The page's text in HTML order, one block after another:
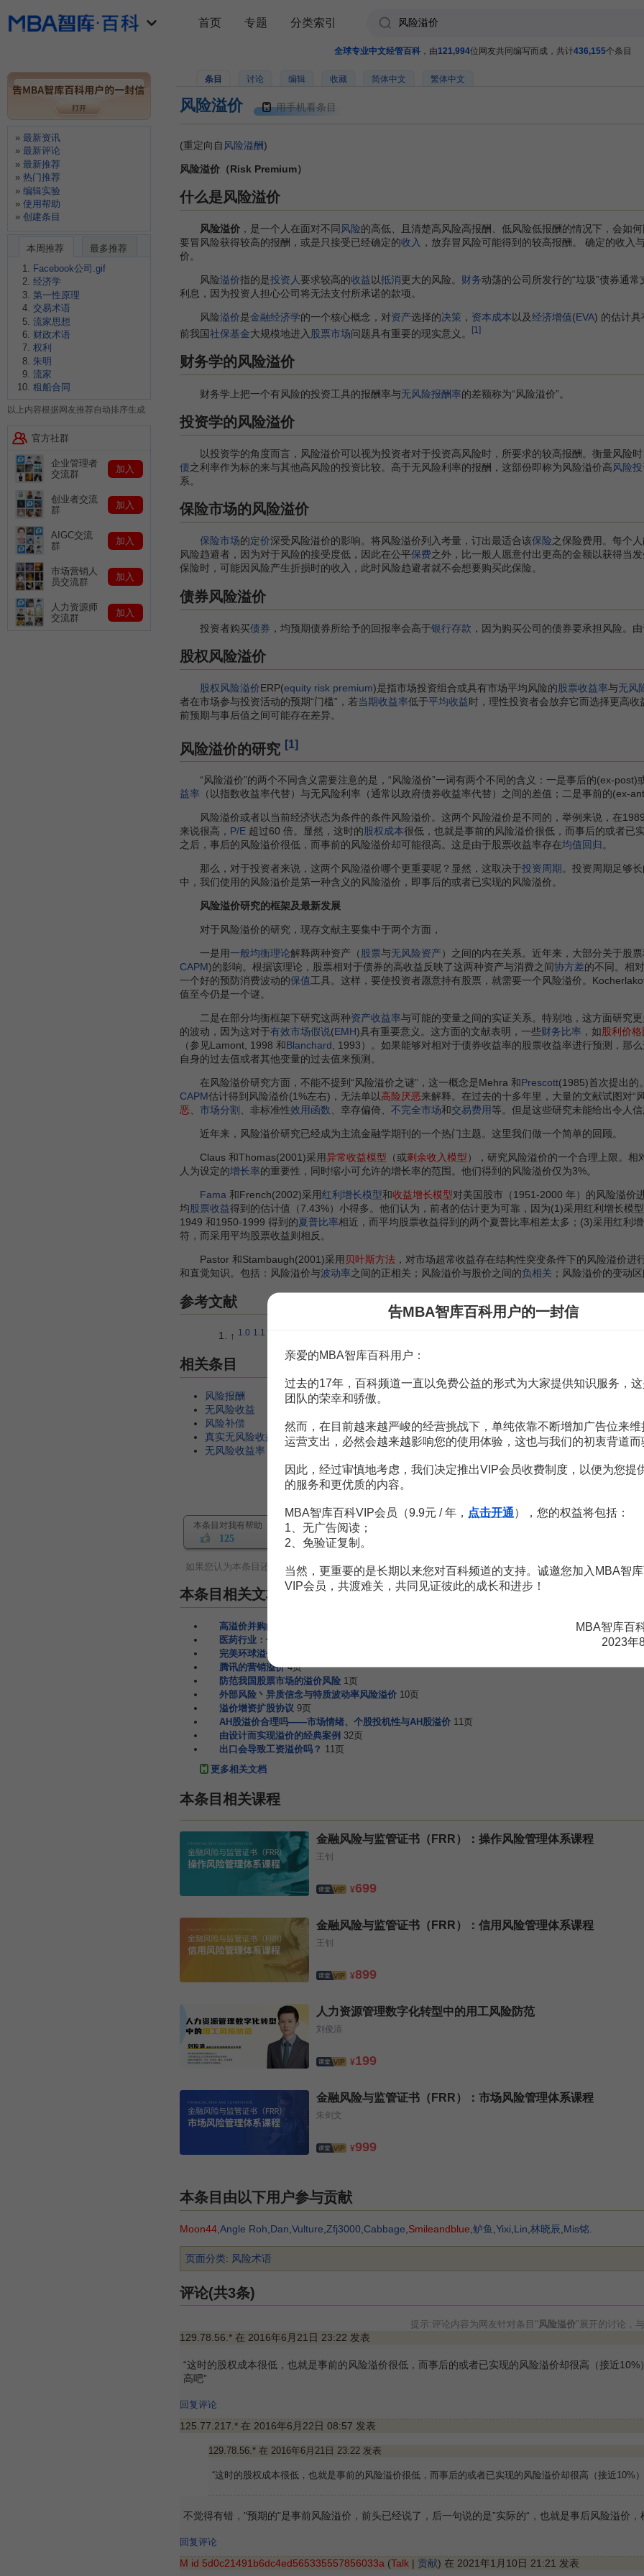
全球专业中文经管百科 ，由121,994位网友共同编写而成，共计436,155个条目
条目 讨论 编辑 收藏 简体中文 繁体中文
风险溢价 用手机看条目
(重定向自 风险溢酬)
风险溢价（Risk Premium）
什么是风险溢价
风险溢价 ，是一个人在面对不同 风险的高低、且清楚高风险高报酬、低风险低报酬的情况下，会如
要冒风险获得较高的报酬，或是只接受已经确定的收入 ，放弃冒风险可能得到的较高报酬。 确定的收入
价。
风险溢价指的是投资人要求较高的收益以抵消更大的风险。 财务动荡的公司所发行的“垃圾”债券通常
利息，因为投资人担心公司将无法支付所承诺的款项。
风险溢价是金融经济学的一个核心概念，对资产选择的决策 ， 资本成本以及经济增值(EVA) 的估计具
前我国社保基金大规模地进入 股票市场问题具有重要的现实意义。 [1]
财务学的风险溢价
财务学上把一个有风险的投资工具的报酬率与无风险报酬率的差额称为“风险溢价”。
投资学的风险溢价
以投资学的角度而言，风险溢价可以视为投资者对于投资高风险时，所要求的较高报酬。衡量风险时
债之利率作为标的来与其他高风险的投资比较。高于无风险利率的报酬，这部份即称为风险溢价高 风险
系。
保险市场的风险溢价
保险市场的定价深受风险溢价的影响。将风险溢价列入考量，订出最适合该保险之保险费用。每个
风险趋避者，因为对于风险的接受度低，因此在公平保费之外，比一般人愿意付出更高的金额以获得当
保险时，可能因风险产生折损时的收入，此时风险趋避者就不会想要购买此保险。
债券风险溢价
投资者购买债券 ，均预期债券所给予的回报率会高于银行存款 ，因为购买公司的债券要承担风险。
股权风险溢价
股权风险溢价ERP(equity risk premium)是指市场投资组合或具有市场平均风险的股票收益率与无风
者在市场参与投资活动的预期“门槛”，若当期收益率低于平均收益时，理性投资者会放弃它而选择更高收
前预期与事后值之间可能存在差异。
风险溢价的研究 [1]
“风险溢价”的两个不同含义需要注意的是，“风险溢价”一词有两个不同的含义：一是事后的(ex-post)
益率 （以指数收益率代替）与无风险利率（通常以政府债券收益率代替）之间的差值；二是事前的(ex-
风险溢价或者以当前经济状态为条件的条件风险溢价。这两个风险溢价是不同的，举例来说，在
来说很高， P/E 超过60 倍。显然，这时的股权成本很低，也就是事前的风险溢价很低，而事后的或者已
之后，事后的风险溢价很低，而事前的风险溢价却可能很高。这是由于股票收益率存在均值回归。
那么，对于投资者来说，这两个风险溢价哪个更重要呢？显然，这取决于投资周期。投资周期足够
中，我们使用的风险溢价是第一种含义的风险溢价，即事后的或者已实现的风险溢价。
风险溢价研究的框架及最新发展
对于风险溢价的研究，现存文献主要集中于两个方面，
一是用一般均衡理论解释两种资产（股票与无风险资产）之间的内在关系。近年来，大部分关于股票
CAPM)的影响。根据该理论，股票相对于债券的高收益反映了这两种资产与消费之间协方差的不同。相
一个好的预防消费波动的保值工具。这样，要使投资者愿意持有股票，就需要一个风险溢价。
值至今仍是一个谜。
二是在部分均衡框架下研究这两种资产收益率与可能的变量之间的实证关系。特别地，这方面研究
的波动，因为这对于有效市场假说(EMH)具有重要意义。这方面的文献表明，一些财务比率 ，如股利价格
（参见Lamont, 1998 和Blanchard, 1993）。如果能够对相对于债券收益率的股票收益率进行预测，那
自身的过去值或者其他变量的过去值来预测。
在风险溢价研究方面，不能不提到“风险溢价之谜”，这一概念是Mehra 和Prescott(1985)首次提出的
CAPM估计得到风险溢价(1%左右)，无法单以高险厌恶来解释。在过去的十多年里，大量的文献试图对“
恶、 市场分割 、非标准性效用函数、幸存偏倚、 不完全市场和交易费用等。但是这些研究未能给出令人
近年来，风险溢价研究已经成为主流金融学期刊的一个热门主题。这里我们做一个简单的回顾。
Claus 和Thomas(2001)采用异常收益模型 （或剩余收入模型），研究风险溢价的一个合理上限。相
人为设定的增长率的重要性，同时缩小可允许的增长率的范围。他们得到的风险溢价仅为3%。
Fama 和French(2002)采用红利增长模型和收益增长模型对美国股市（1951-2000 年）的风险溢价
均股票收益得到的估计值（7.43%）小得多。他们认为，前者的估计更为可靠，因为(1)采用红利增长模
1949 和1950-1999 得到的夏普比率相近，而平均股票收益得到的两个夏普比率相差太多；(3)采用红利
符，而采用平均股票收益则相反。
Pastor 和Stambaugh(2001)采用 贝叶斯方法 ，对市场超常收益存在结构性突变条件下的风险溢价
和直觉知识。包括：风险溢价与波动率之间的正相关；风险溢价与股价之间的负相关 ；风险溢价的变动
参考文献
↑ 1.0 1.1
相关条目
风险报酬
无风险收益
风险补偿
真实无风险收益率
无风险收益率
本条目对我有帮助
125 赏
如果您认为本条目还有待完善，需要补充新内容或修改错误内容，请编辑条目或投诉举报。
本条目相关文档
高溢价并购的财物风险范围
医药行业：估值溢价风险有待消化－2013年2月报
完美环球溢价并购财务风险会计学研究
腾讯的营销溢价 4页
防范我国股票市场的溢价风险 1页
外部风险丶异质信念与特质波动率风险溢价 10页
溢价增资扩股协议 9页
AH股溢价合理吗——市场情绪、个股投机性与AH股溢价 11页
由设计而实现溢价的经典案例 32页
出口会导致工资溢价吗？ 11页
更多相关文档
本条目相关课程
金融风险与监管证书（FRR）：操作风险管理体系课程
王钊
¥699
金融风险与监管证书（FRR）：信用风险管理体系课程
王钊
¥899
人力资源管理数字化转型中的用工风险防范
刘俊清
¥199
金融风险与监管证书（FRR）：市场风险管理体系课程
朱剑文
¥999
本条目由以下用户参与贡献
Moon44,Angle Roh,Dan,Vulture,Zfj3000,Cabbage,Smileandblue,鲈鱼 ,Yixi,Lin,林晓辰,Mis铭.
页面分类: 风险术语
评论(共3条)
提示:评论内容为网友针对条目" 风险溢价"展开的讨论，
129.78.56.* 在 2016年6月21日 23:22 发表
“这时的股权成本很低，也就是事前的风险溢价很低，而事后的或者已实现的风险溢价却很高（接近
高吧”
回复评论
125.77.217.* 在 2016年6月22日 08:57 发表
129.78.56.* 在 2016年6月21日 23:22 发表
“这时的股权成本很低，也就是事前的风险溢价很低，而事后的或者已实现的风险溢价却很高（接近10%
不觉得有错，"预期的"是事前风险溢价，前头已经说了，后一句说的是”实际的“，也就是事后风险溢价，
回复评论
M id 5d0c21491b6dc4ed565335557856033a (Talk | 贡献) 在 2021年1月10日 21:21 发表
首页 专题 分类索引
最新资讯
最新评论
最新推荐
热门推荐
编辑实验
使用帮助
创建条目
本周推荐
最多推荐
Facebook公司.gif
经济学
第一性原理
交易术语
流家思想
财政术语
权利
朱明
流家
租船合同
以上内容根据网友推荐自动排序生成
官方社群
企业管理者
交流群
加入
创业者交流
群
加入
AIGC交流
群
加入
市场营销人
员交流群
加入
人力资源师
交流群
加入
告MBA智库百科用户的一封信
亲爱的MBA智库百科用户：
过去的17年，百科频道一直以免费公益的形式为大家提供知识服务，
团队的荣幸和骄傲。
然而，在目前越来越严峻的经营挑战下，单纯依靠不断增加广告位来维
运营支出，必然会越来越影响您的使用体验，这也与我们的初衷背道而
因此，经过审慎地考虑，我们决定推出VIP会员收费制度，以便为您提
的服务和更优质的内容。
MBA智库百科VIP会员（9.9元 / 年， 点击开通），您的权益将包括：
1、无广告阅读；
2、免验证复制。
当然，更重要的是长期以来您对百科频道的支持。诚邀您加入MBA智
VIP会员，共渡难关，共同见证彼此的成长和进步！
MBA智库百
2023年